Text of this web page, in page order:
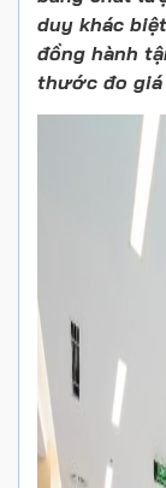
duy khác
đồng hành
thước đo